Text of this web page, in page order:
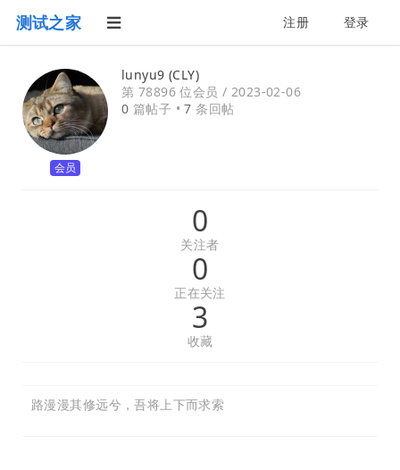
测试之家 注册 登录
会员
lunyu9 (CLY)
第 78896 位会员 / 2023-02-06
0 篇帖子 •7 条回帖
0
关注者
0
正在关注
3
收藏
路漫漫其修远兮，吾将上下而求索